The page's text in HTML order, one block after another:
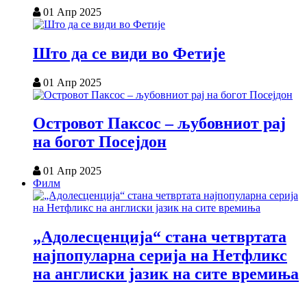
01 Апр 2025
Што да се види во Фетије
01 Апр 2025
Островот Паксос – љубовниот рај
на богот Посејдон
01 Апр 2025
Филм
„Адолесценција“ стана четвртата
најпопуларна серија на Нетфликс
на англиски јазик на сите времиња